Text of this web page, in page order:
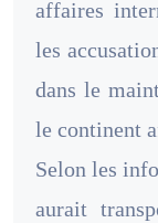
affaires
les
dans le
le continent
Selon les
aurait